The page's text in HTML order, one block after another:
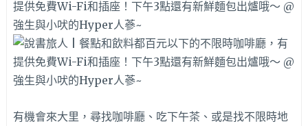
有機會來大里，尋找咖啡廳、吃下午茶、或是找不限時地